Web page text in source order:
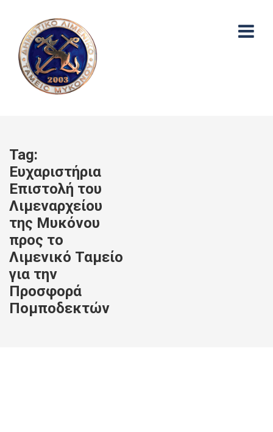
Tag:
Ευχαριστήρια
Επιστολή του
Λιμεναρχείου
της Μυκόνου
προς το
Λιμενικό Ταμείο
για την
Προσφορά
Πομποδεκτών